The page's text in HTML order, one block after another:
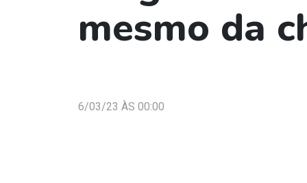
mesmo da
6/03/23 ÀS 00:00